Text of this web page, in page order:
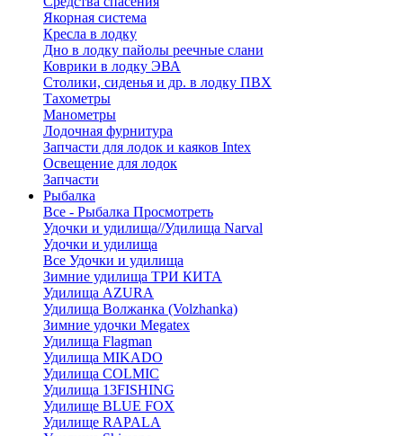
Якорная система
Кресла в лодку
Дно в лодку пайолы реечные слани
Коврики в лодку ЭВА
Столики, сиденья и др. в лодку ПВХ
Тахометры
Манометры
Лодочная фурнитура
Запчасти для лодок и каяков Intex
Освещение для лодок
Запчасти
Рыбалка
Все - Рыбалка Просмотреть
Удочки и удилища//Удилища Narval
Удочки и удилища
Все Удочки и удилища
Зимние удилища ТРИ КИТА
Удилища AZURA
Удилища Волжанка (Volzhanka)
Зимние удочки Megatex
Удилища Flagman
Удилища MIKADO
Удилища COLMIC
Удилища 13FISHING
Удилище BLUE FOX
Удилище RAPALA